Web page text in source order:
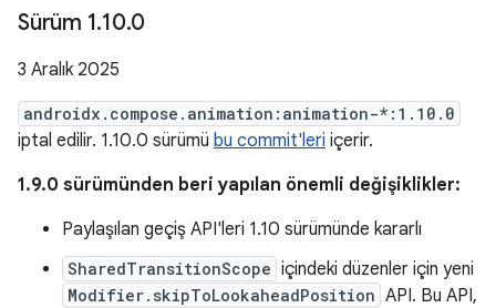
Sürüm 1.10.0
3 Aralık 2025
androidx.compose.animation:animation-*:1.10.0
iptal edilir. 1.10.0 sürümü bu commit'leri içerir.
1.9.0 sürümünden beri yapılan önemli değişiklikler:
Paylaşılan geçiş API'leri 1.10 sürümünde kararlı
SharedTransitionScope içindeki düzenler için yeni
Modifier.skipToLookaheadPosition API. Bu API,